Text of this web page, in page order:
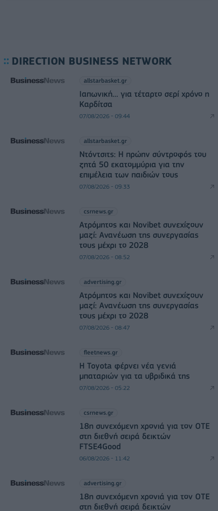
DIRECTION BUSINESS NETWORK
allstarbasket.gr
Ιαπωνική... για τέταρτο σερί χρόνο η
Καρδίτσα
07/08/2026 - 09:44
allstarbasket.gr
Ντόντσιτς: Η πρώην σύντροφός του
ζητά 50 εκατομμύρια για την
επιμέλεια των παιδιών τους
07/08/2026 - 09:33
csrnews.gr
Ατρόμητος και Novibet συνεχίζουν
μαζί: Ανανέωση της συνεργασίας
τους μέχρι το 2028
07/08/2026 - 08:52
advertising.gr
Ατρόμητος και Novibet συνεχίζουν
μαζί: Ανανέωση της συνεργασίας
τους μέχρι το 2028
07/08/2026 - 08:47
fleetnews.gr
Η Toyota φέρνει νέα γενιά
μπαταριών για τα υβριδικά της
07/08/2026 - 05:22
csrnews.gr
18η συνεχόμενη χρονιά για τον ΟΤΕ
στη διεθνή σειρά δεικτών
FTSE4Good
06/08/2026 - 11:42
advertising.gr
18η συνεχόμενη χρονιά για τον ΟΤΕ
στη διεθνή σειρά δεικτών